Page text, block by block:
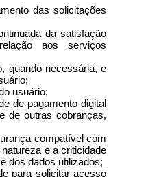
das solicitações
da satisfação
aos serviços
quando necessária, e
usuário;
de pagamento digital
de outras cobranças,
compatível com
e a criticidade
dos dados utilizados;
para solicitar acesso